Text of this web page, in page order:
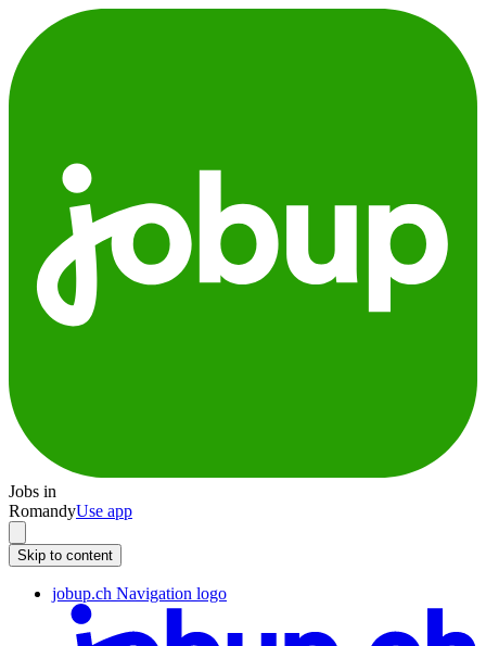
Jobs in
RomandyUse app
Skip to content
jobup.ch Navigation logo